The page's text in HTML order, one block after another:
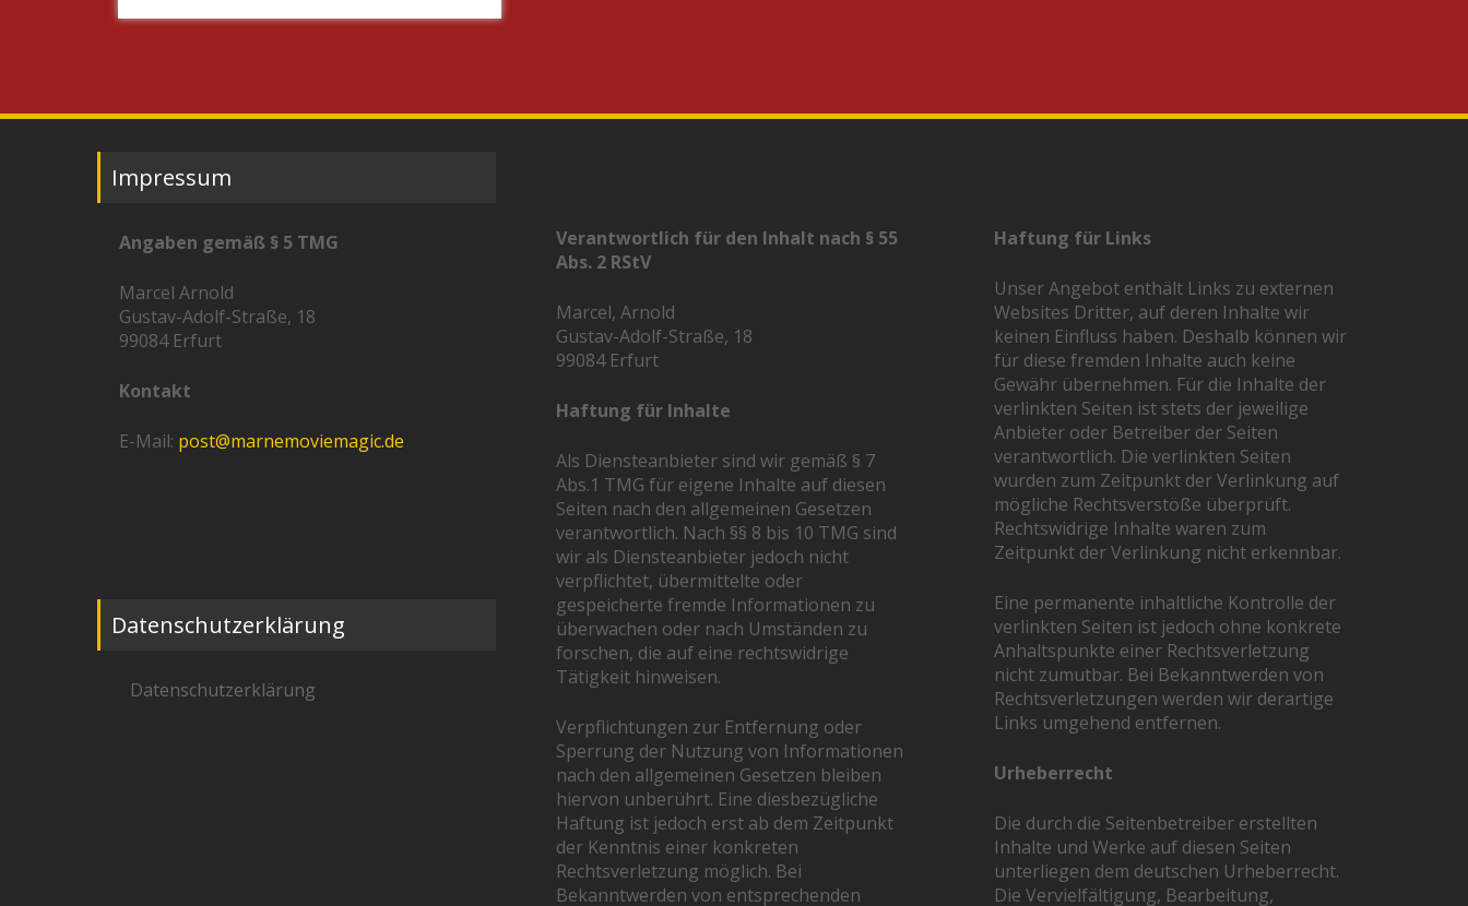
Impressum
Angaben gemäß § 5 TMG
Marcel Arnold
Gustav-Adolf-Straße, 18
99084 Erfurt
Kontakt
E-Mail: post@marnemoviemagic.de
Datenschutzerklärung
Datenschutzerklärung
Verantwortlich für den Inhalt nach § 55
Abs. 2 RStV
Marcel, Arnold
Gustav-Adolf-Straße, 18
99084 Erfurt
Haftung für Inhalte
Als Diensteanbieter sind wir gemäß § 7
Abs.1 TMG für eigene Inhalte auf diesen
Seiten nach den allgemeinen Gesetzen
verantwortlich. Nach §§ 8 bis 10 TMG sind
wir als Diensteanbieter jedoch nicht
verpflichtet, übermittelte oder
gespeicherte fremde Informationen zu
überwachen oder nach Umständen zu
forschen, die auf eine rechtswidrige
Tätigkeit hinweisen.
Verpflichtungen zur Entfernung oder
Sperrung der Nutzung von Informationen
nach den allgemeinen Gesetzen bleiben
hiervon unberührt. Eine diesbezügliche
Haftung ist jedoch erst ab dem Zeitpunkt
der Kenntnis einer konkreten
Rechtsverletzung möglich. Bei
Bekanntwerden von entsprechenden
Haftung für Links
Unser Angebot enthält Links zu externen
Websites Dritter, auf deren Inhalte wir
keinen Einfluss haben. Deshalb können wir
für diese fremden Inhalte auch keine
Gewähr übernehmen. Für die Inhalte der
verlinkten Seiten ist stets der jeweilige
Anbieter oder Betreiber der Seiten
verantwortlich. Die verlinkten Seiten
wurden zum Zeitpunkt der Verlinkung auf
mögliche Rechtsverstöße überprüft.
Rechtswidrige Inhalte waren zum
Zeitpunkt der Verlinkung nicht erkennbar.
Eine permanente inhaltliche Kontrolle der
verlinkten Seiten ist jedoch ohne konkrete
Anhaltspunkte einer Rechtsverletzung
nicht zumutbar. Bei Bekanntwerden von
Rechtsverletzungen werden wir derartige
Links umgehend entfernen.
Urheberrecht
Die durch die Seitenbetreiber erstellten
Inhalte und Werke auf diesen Seiten
unterliegen dem deutschen Urheberrecht.
Die Vervielfältigung, Bearbeitung,